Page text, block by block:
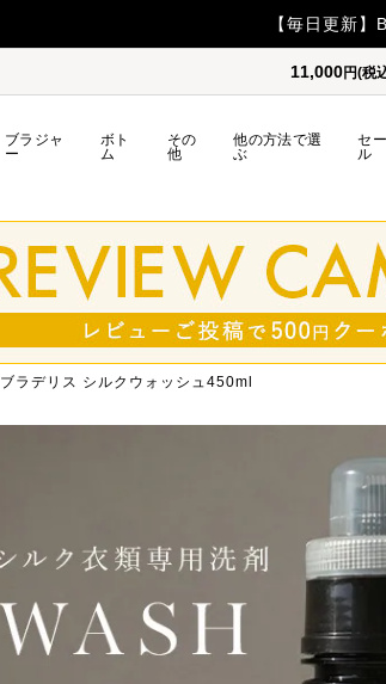
【毎日更新
11,000円(税
ブラジャ
ー
ボト
ム
その
他
他の方法で選
ぶ
セー
ル
ブラデリス シルクウォッシュ450ml